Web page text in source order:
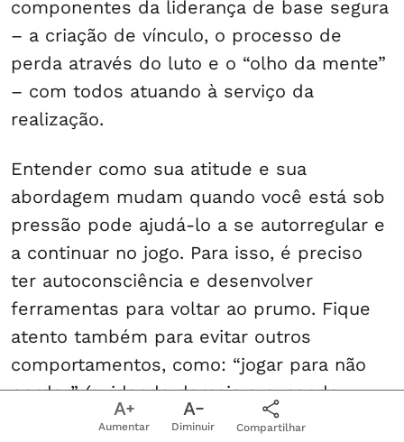
componentes da liderança de base segura
– a criação de vínculo, o processo de
perda através do luto e o “olho da mente”
– com todos atuando à serviço da
realização.
Entender como sua atitude e sua
abordagem mudam quando você está sob
pressão pode ajudá-lo a se autorregular e
a continuar no jogo. Para isso, é preciso
ter autoconsciência e desenvolver
ferramentas para voltar ao prumo. Fique
atento também para evitar outros
comportamentos, como: “jogar para não
perder” (cuidando demais e ousando
menos); “jogar para dominar” (cuidando
Aumentar Diminuir Compartilhar